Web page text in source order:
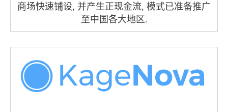
商场快速铺设, 并产生正现金流, 模式已准备推广
至中国各大地区.